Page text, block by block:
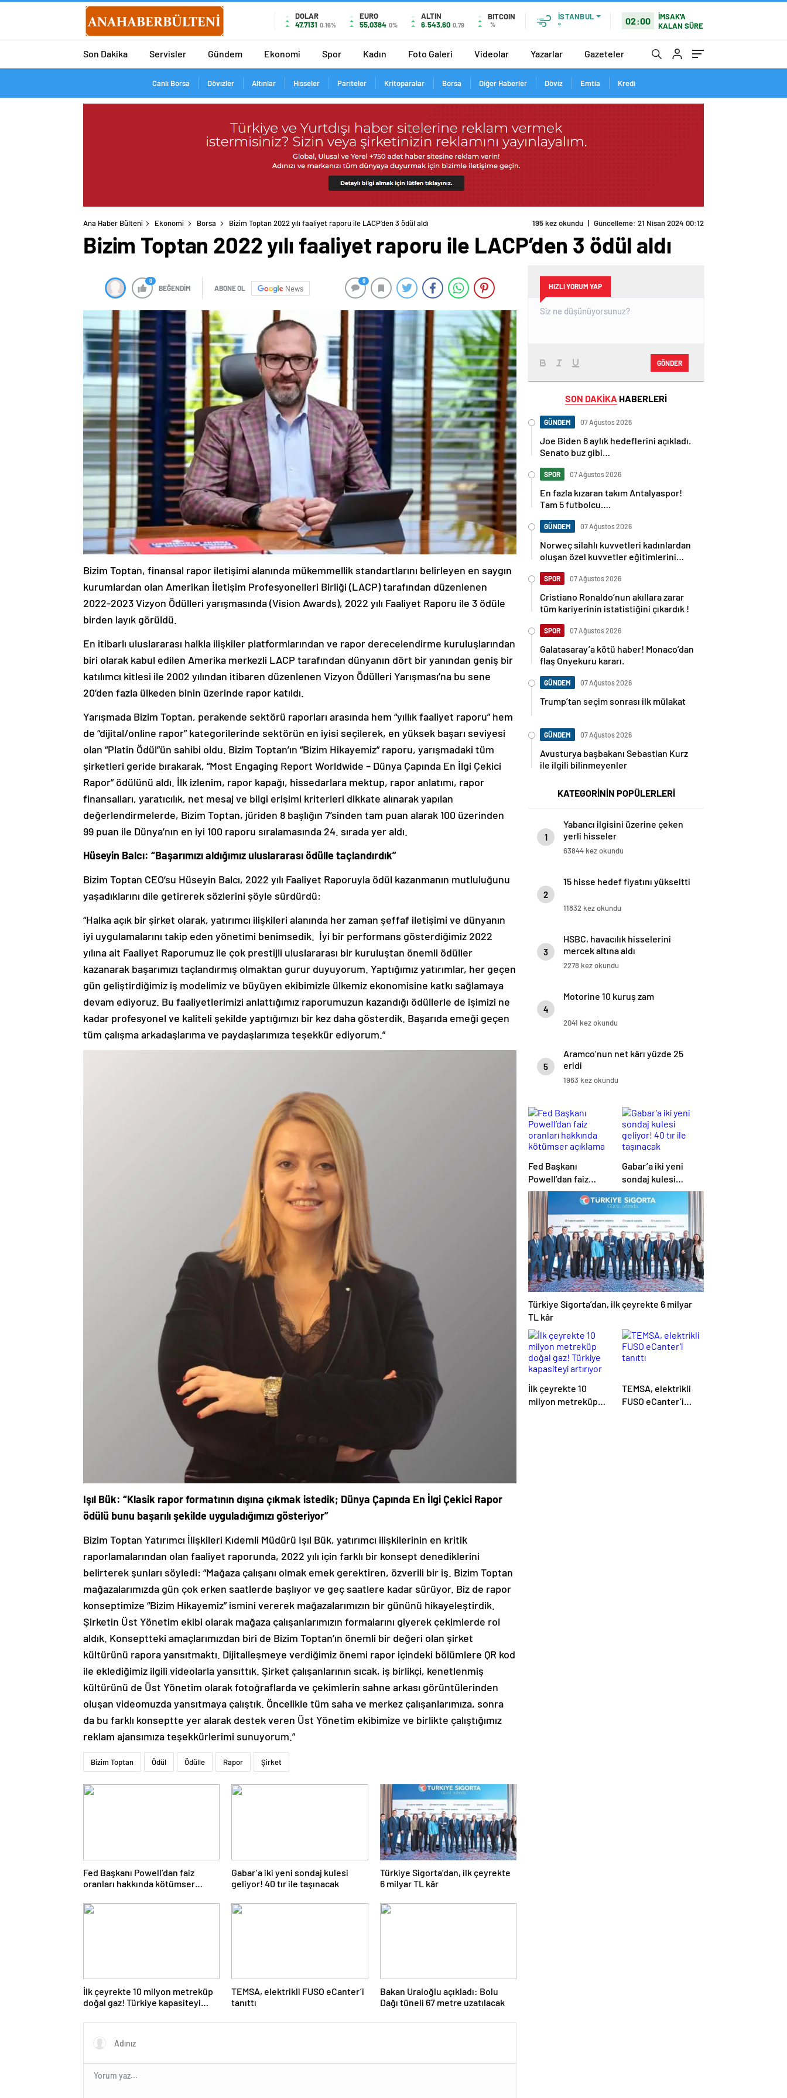
DOLAR
47,7131 0.16%
EURO
55,0384 0%
ALTIN
6.543,60 0,79
BITCOIN
%
İSTANBUL
°
02:00
İMSAK'A
KALAN SÜRE
Son Dakika Servisler Gündem Ekonomi Spor Kadın Foto Galeri Videolar Yazarlar Gazeteler
Canlı Borsa Dövizler Altınlar Hisseler Pariteler Kritoparalar Borsa Diğer Haberler Döviz Emtia Kredi
Ana Haber Bülteni Ekonomi Borsa Bizim Toptan 2022 yılı faaliyet raporu ile LACP’den 3 ödül aldı 195 kez okundu | Güncelleme: 21 Nisan 2024 00:12
Bizim Toptan 2022 yılı faaliyet raporu ile LACP’den 3 ödül aldı
0
BEĞENDİM ABONE OL News
0
Bizim Toptan, finansal rapor iletişimi alanında mükemmellik standartlarını belirleyen en saygın
kurumlardan olan Amerikan İletişim Profesyonelleri Birliği (LACP) tarafından düzenlenen
2022-2023 Vizyon Ödülleri yarışmasında (Vision Awards), 2022 yılı Faaliyet Raporu ile 3 ödüle
birden layık görüldü.
En itibarlı uluslararası halkla ilişkiler platformlarından ve rapor derecelendirme kuruluşlarından
biri olarak kabul edilen Amerika merkezli LACP tarafından dünyanın dört bir yanından geniş bir
katılımcı kitlesi ile 2002 yılından itibaren düzenlenen Vizyon Ödülleri Yarışması’na bu sene
20’den fazla ülkeden binin üzerinde rapor katıldı.
Yarışmada Bizim Toptan, perakende sektörü raporları arasında hem “yıllık faaliyet raporu” hem
de “dijital/online rapor” kategorilerinde sektörün en iyisi seçilerek, en yüksek başarı seviyesi
olan “Platin Ödül”ün sahibi oldu. Bizim Toptan’ın “Bizim Hikayemiz” raporu, yarışmadaki tüm
şirketleri geride bırakarak, “Most Engaging Report Worldwide – Dünya Çapında En İlgi Çekici
Rapor” ödülünü aldı. İlk izlenim, rapor kapağı, hissedarlara mektup, rapor anlatımı, rapor
finansalları, yaratıcılık, net mesaj ve bilgi erişimi kriterleri dikkate alınarak yapılan
değerlendirmelerde, Bizim Toptan, jüriden 8 başlığın 7’sinden tam puan alarak 100 üzerinden
99 puan ile Dünya’nın en iyi 100 raporu sıralamasında 24. sırada yer aldı.
Hüseyin Balcı: “Başarımızı aldığımız uluslararası ödülle taçlandırdık”
Bizim Toptan CEO’su Hüseyin Balcı, 2022 yılı Faaliyet Raporuyla ödül kazanmanın mutluluğunu
yaşadıklarını dile getirerek sözlerini şöyle sürdürdü:
“Halka açık bir şirket olarak, yatırımcı ilişkileri alanında her zaman şeffaf iletişimi ve dünyanın
iyi uygulamalarını takip eden yönetimi benimsedik. İyi bir performans gösterdiğimiz 2022
yılına ait Faaliyet Raporumuz ile çok prestijli uluslararası bir kuruluştan önemli ödüller
kazanarak başarımızı taçlandırmış olmaktan gurur duyuyorum. Yaptığımız yatırımlar, her geçen
gün geliştirdiğimiz iş modelimiz ve büyüyen ekibimizle ülkemiz ekonomisine katkı sağlamaya
devam ediyoruz. Bu faaliyetlerimizi anlattığımız raporumuzun kazandığı ödüllerle de işimizi ne
kadar profesyonel ve kaliteli şekilde yaptığımızı bir kez daha gösterdik. Başarıda emeği geçen
tüm çalışma arkadaşlarıma ve paydaşlarımıza teşekkür ediyorum.”
Işıl Bük: “Klasik rapor formatının dışına çıkmak istedik; Dünya Çapında En İlgi Çekici Rapor
ödülü bunu başarılı şekilde uyguladığımızı gösteriyor”
Bizim Toptan Yatırımcı İlişkileri Kıdemli Müdürü Işıl Bük, yatırımcı ilişkilerinin en kritik
raporlamalarından olan faaliyet raporunda, 2022 yılı için farklı bir konsept denediklerini
belirterek şunları söyledi: “Mağaza çalışanı olmak emek gerektiren, özverili bir iş. Bizim Toptan
mağazalarımızda gün çok erken saatlerde başlıyor ve geç saatlere kadar sürüyor. Biz de rapor
konseptimize “Bizim Hikayemiz” ismini vererek mağazalarımızın bir gününü hikayeleştirdik.
Şirketin Üst Yönetim ekibi olarak mağaza çalışanlarımızın formalarını giyerek çekimlerde rol
aldık. Konseptteki amaçlarımızdan biri de Bizim Toptan’ın önemli bir değeri olan şirket
kültürünü rapora yansıtmaktı. Dijitalleşmeye verdiğimiz önemi rapor içindeki bölümlere QR kod
ile eklediğimiz ilgili videolarla yansıttık. Şirket çalışanlarının sıcak, iş birlikçi, kenetlenmiş
kültürünü de Üst Yönetim olarak fotoğraflarda ve çekimlerin sahne arkası görüntülerinden
oluşan videomuzda yansıtmaya çalıştık. Öncelikle tüm saha ve merkez çalışanlarımıza, sonra
da bu farklı konseptte yer alarak destek veren Üst Yönetim ekibimize ve birlikte çalıştığımız
reklam ajansımıza teşekkürlerimi sunuyorum.”
Bizim Toptan Ödül Ödülle Rapor Şirket
Fed Başkanı Powell’dan faiz
oranları hakkında kötümser
Gabar’a iki yeni sondaj kulesi
geliyor! 40 tır ile taşınacak
Türkiye Sigorta’dan, ilk çeyrekte
6 milyar TL kâr
İlk çeyrekte 10 milyon metreküp
doğal gaz! Türkiye kapasiteyi
TEMSA, elektrikli FUSO eCanter’i
tanıttı
Bakan Uraloğlu açıkladı: Bolu
Dağı tüneli 67 metre uzatılacak
HIZLI YORUM YAP
GÖNDER
SON DAKİKA HABERLERİ
GÜNDEM 07 Ağustos 2026
Joe Biden 6 aylık hedeflerini açıkladı.
Senato buz gibi…
SPOR 07 Ağustos 2026
En fazla kızaran takım Antalyaspor!
Tam 5 futbolcu….
GÜNDEM 07 Ağustos 2026
Norweç silahlı kuvvetleri kadınlardan
oluşan özel kuvvetler eğitimlerini
SPOR 07 Ağustos 2026
Cristiano Ronaldo’nun akıllara zarar
tüm kariyerinin istatistiğini çıkardık !
SPOR 07 Ağustos 2026
Galatasaray’a kötü haber! Monaco’dan
flaş Onyekuru kararı.
GÜNDEM 07 Ağustos 2026
Trump’tan seçim sonrası ilk mülakat
GÜNDEM 07 Ağustos 2026
Avusturya başbakanı Sebastian Kurz
ile ilgili bilinmeyenler
KATEGORİNİN POPÜLERLERİ
1
Yabancı ilgisini üzerine çeken
yerli hisseler
63844 kez okundu
2
15 hisse hedef fiyatını yükseltti
11832 kez okundu
3
HSBC, havacılık hisselerini
mercek altına aldı
2278 kez okundu
4
Motorine 10 kuruş zam
2041 kez okundu
5
Aramco’nun net kârı yüzde 25
eridi
1963 kez okundu
Fed Başkanı
Powell’dan faiz
oranları hakkında
kötümser açıklama
Gabar’a iki yeni
sondaj kulesi
geliyor! 40 tır ile
taşınacak
Türkiye Sigorta’dan, ilk çeyrekte 6 milyar
TL kâr
İlk çeyrekte 10
milyon metreküp
TEMSA, elektrikli
FUSO eCanter’i